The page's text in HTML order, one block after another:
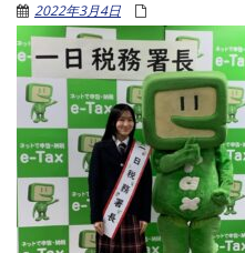
2022年3月4日